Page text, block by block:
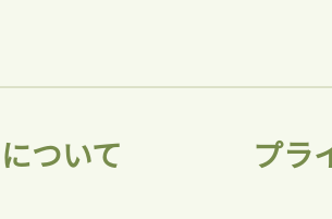
ついて プラ